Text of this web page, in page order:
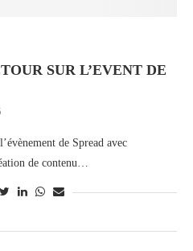
SUR L’EVENT DE
de Spread avec
de contenu…